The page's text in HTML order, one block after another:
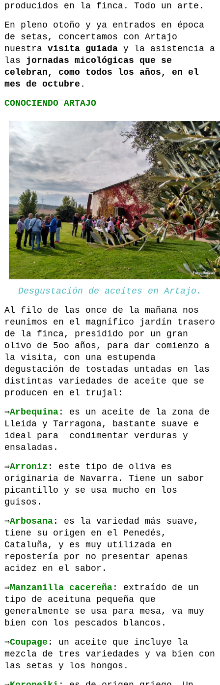
producidos en la finca. Todo un arte.
En pleno otoño y ya entrados en época
de setas, concertamos con Artajo
nuestra visita guiaday la asistencia a
las
jornadas micológicas que se
celebran, como todos los años, en el
mes de octubre.
CONOCIENDO ARTAJO
Desgustación de aceites en Artajo.
Al filo de las once de la mañana nos
reunimos en el magnífico jardín trasero
de la finca, presidido por un gran
olivo de 5oo años, para dar comienzo a
la visita, con una estupenda
degustación de tostadas untadas en las
distintas variedades de aceite que se
producen en el trujal:
⇒Arbequina: es un aceite de la zona de
Lleida y Tarragona, bastante suave e
ideal para condimentar verduras y
ensaladas.
⇒Arroniz : este tipo de oliva es
originaria de Navarra. Tiene un sabor
picantillo y se usa mucho en los
guisos.
⇒Arbosana: es la variedad más suave,
tiene su origen en el Penedés,
Cataluña, y es muy utilizada en
repostería por no presentar apenas
acidez en el sabor.
⇒Manzanilla cacereña: extraído de un
tipo de aceituna pequeña que
generalmente se usa para mesa, va muy
bien con los pescados blancos.
⇒Coupage : un aceite que incluye la
mezcla de tres variedades y va bien con
las setas y los hongos.